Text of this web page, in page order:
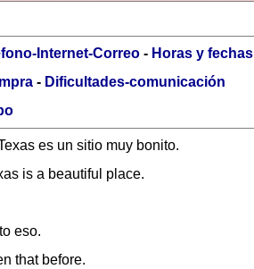
Internet-Correo- Horas y fechas
- Dificultades-comunicación
es un sitio muy bonito.
is a beautiful place.
eso.
that before.